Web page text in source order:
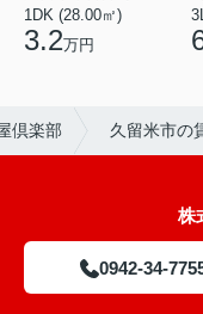
1DK (28.00㎡)
3.2万円
倶楽部 久留米市の
株
0942-34-